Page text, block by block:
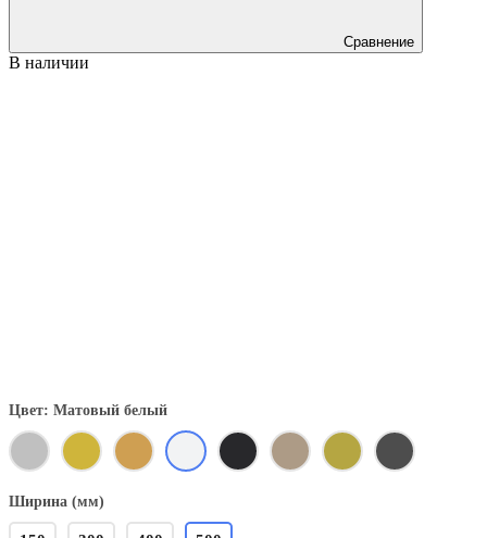
Сравнение
В наличии
Цвет: Матовый белый
Ширина (мм)